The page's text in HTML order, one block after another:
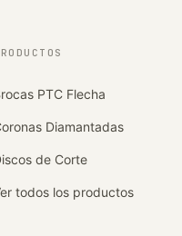
PTC Flecha
Diamantadas
de Corte
todos los productos